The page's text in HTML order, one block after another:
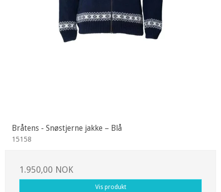
Bråtens - Snøstjerne jakke – Blå
15158
1.950,00 NOK
Vis produkt